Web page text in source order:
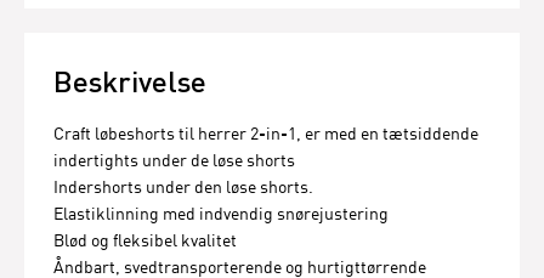
Beskrivelse
Craft løbeshorts til herrer 2-in-1, er med en tætsiddende
indertights under de løse shorts
Indershorts under den løse shorts.
Elastiklinning med indvendig snørejustering
Blød og fleksibel kvalitet
Åndbart, svedtransporterende og hurtigttørrende